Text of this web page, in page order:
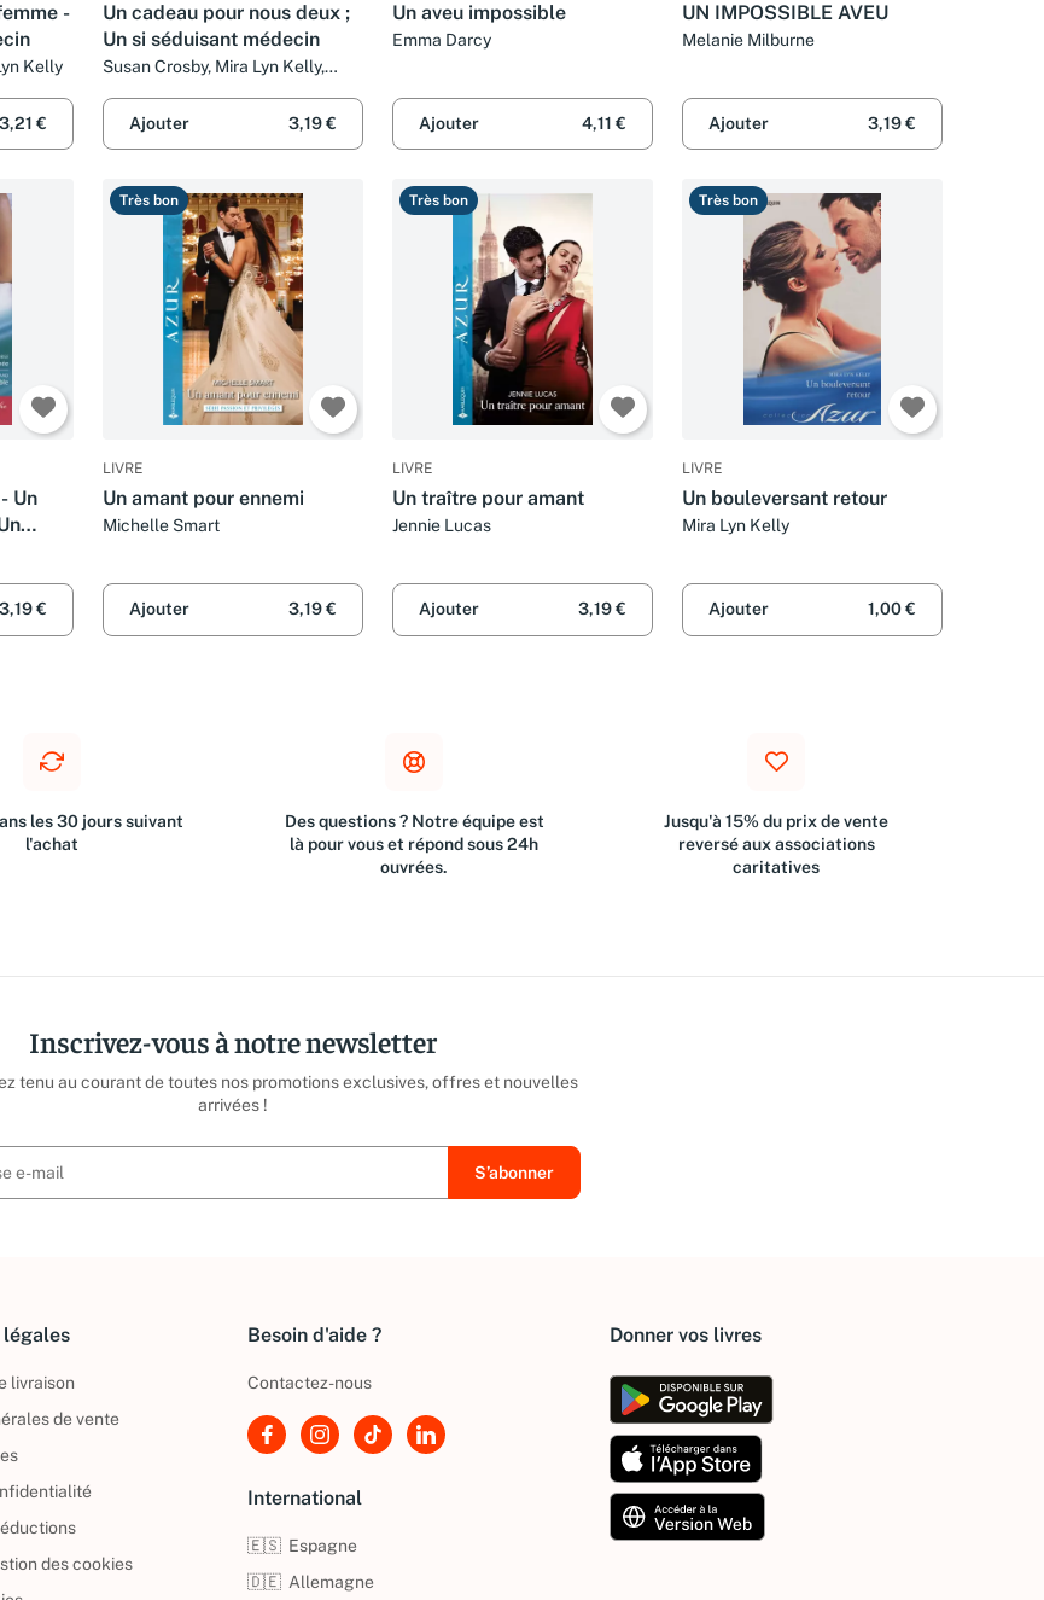
-
Kelly
3,21 €
Un cadeau pour nous deux ;
Un si séduisant médecin
Susan Crosby, Mira Lyn Kelly,
Ajouter
3,19 €
Un aveu impossible
Emma Darcy
Ajouter 4,11 €
UN IMPOSSIBLE AVEU
Melanie Milburne
Ajouter 3,19 €
Un
3,19 €
Très bon
LIVRE
Un amant pour ennemi
Michelle Smart
Ajouter 3,19 €
Très bon
LIVRE
Un traître pour amant
Jennie Lucas
Ajouter 3,19 €
Très bon
LIVRE
Un bouleversant retour
Mira Lyn Kelly
Ajouter 1,00 €
les 30 jours suivant
l'achat
Des questions ? Notre équipe est
là pour vous et répond sous 24h
ouvrées.
Jusqu'à 15% du prix de vente
reversé aux associations
caritatives
Inscrivez-vous à notre newsletter
tenu au courant de toutes nos promotions exclusives, offres et nouvelles
arrivées !
légales
livraison
de vente
des cookies
Besoin d'aide ?
Contactez-nous
International
🇪🇸 Espagne
🇩🇪 Allemagne
Donner vos livres